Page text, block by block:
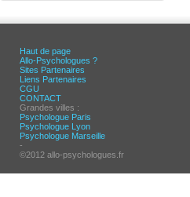
Haut de page
Allo-Psychologues ?
Sites Partenaires
Liens Partenaires
CGU
CONTACT
Grandes villes :
Psychologue Paris
Psychologue Lyon
Psychologue Marseille
-
©2012 allo-psychologues.fr